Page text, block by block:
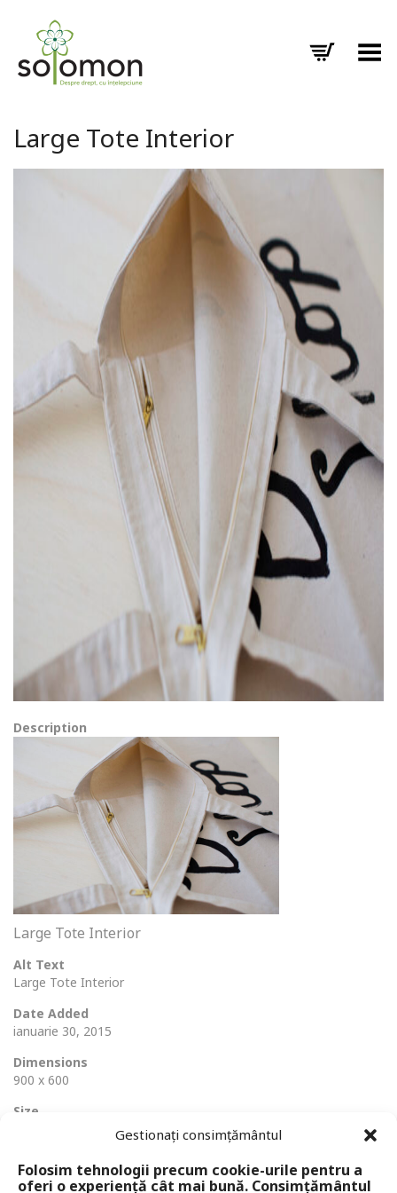
Gestionați consimțământul
Folosim tehnologii precum cookie-urile pentru a
oferi o experiență cât mai bună. Consimțământul
Toggle Menu
Large Tote Interior
Description
Large Tote Interior
Alt Text
Large Tote Interior
Date Added
ianuarie 30, 2015
Dimensions
900 x 600
Size